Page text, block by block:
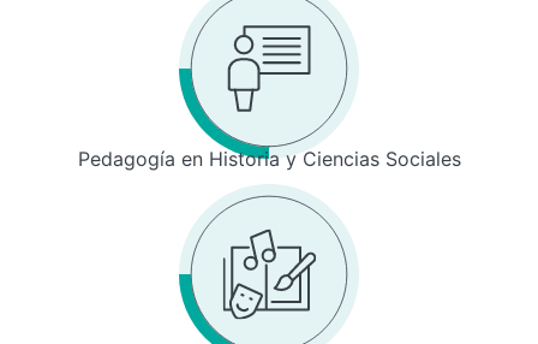
Pedagogía en Historia y Ciencias Sociales